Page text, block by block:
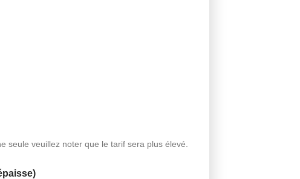
seule veuillez noter que le tarif sera plus élevé.